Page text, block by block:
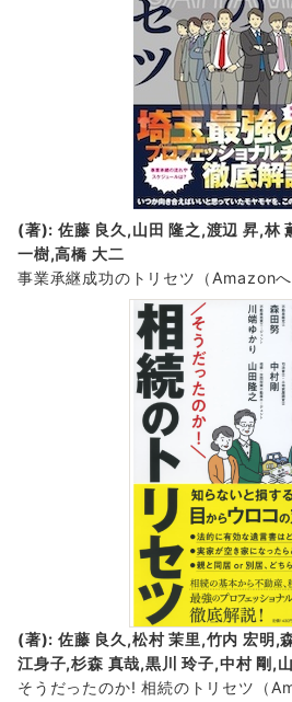
(著): 佐藤 良久,山田 隆之,渡辺 昇,林
一樹,高橋 大二
事業承継成功のトリセツ
（Amazonへ
(著): 佐藤 良久,松村 茉里,竹内 宏明,
江身子,杉森 真哉,黒川 玲子,中村 剛,
そうだったのか! 相続のトリセツ
（